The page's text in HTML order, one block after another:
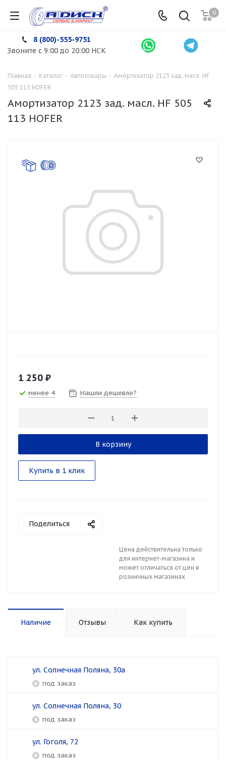
0
8 (800)-555-9751
Звоните с 9:00 до 20:00 НСК
Главная - Каталог - Автотовары - Амортизатор 2123 зад. масл. HF
505 113 HOFER
Амортизатор 2123 зад. масл. HF 505
113 HOFER
1 250 ₽
менее 4 Нашли дешевле?
В корзину
Купить в 1 клик
Поделиться
Цена действительна только
для интернет-магазина и
может отличаться от цен в
розничных магазинах
Наличие Отзывы Как купить
ул. Солнечная Поляна, 30а
Под заказ
ул. Солнечная Поляна, 30
Под заказ
ул. Гоголя, 72
Под заказ